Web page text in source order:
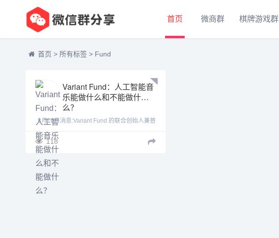
首页 微商群 棋牌游戏群
首页 > 所有标签 > Fund
Variant Fund：人工智能音
乐能做什么和不能做什
么？
8月10日消息:Variant Fund 的联合创始人兼普
118